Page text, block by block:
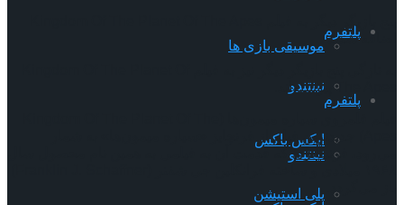
پلتفرم
نینتندو
ایکس باکس
پلی استیشن
موسیقی بازی ها
پلتفرم
نینتندو
اضافه شدند
The Apes پیوسته‌اند.
Apes) جدیدترین فیلم از فرنچایز «سیاره میمون‌ها» به شمار
می‌رود، فرنچایزی که قدمت آن به فیلمی به همین نام محصول سال